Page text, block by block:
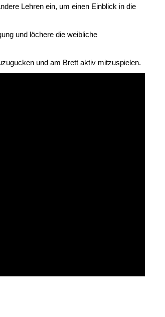
Lehren ein, um einen Einblick in die
und löchere die weibliche
und am Brett aktiv mitzuspielen.